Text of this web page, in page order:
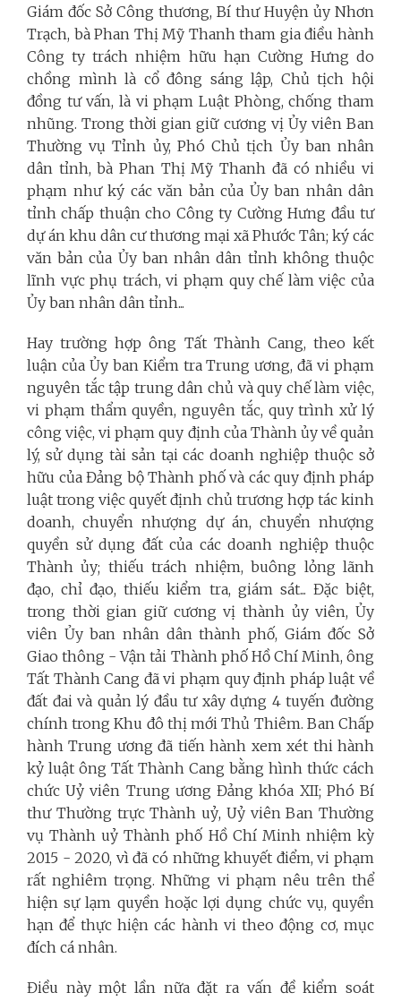
Giám đốc Sở Công thương, Bí thư Huyện ủy Nhơn
Trạch, bà Phan Thị Mỹ Thanh tham gia điều hành
Công ty trách nhiệm hữu hạn Cường Hưng do
chồng mình là cổ đông sáng lập, Chủ tịch hội
đồng tư vấn, là vi phạm Luật Phòng, chống tham
nhũng. Trong thời gian giữ cương vị Ủy viên Ban
Thường vụ Tỉnh ủy, Phó Chủ tịch Ủy ban nhân
dân tỉnh, bà Phan Thị Mỹ Thanh đã có nhiều vi
phạm như ký các văn bản của Ủy ban nhân dân
tỉnh chấp thuận cho Công ty Cường Hưng đầu tư
dự án khu dân cư thương mại xã Phước Tân; ký các
văn bản của Ủy ban nhân dân tỉnh không thuộc
lĩnh vực phụ trách, vi phạm quy chế làm việc của
Ủy ban nhân dân tỉnh...
Hay trường hợp ông Tất Thành Cang, theo kết
luận của Ủy ban Kiểm tra Trung ương, đã vi phạm
nguyên tắc tập trung dân chủ và quy chế làm việc,
vi phạm thẩm quyền, nguyên tắc, quy trình xử lý
công việc, vi phạm quy định của Thành ủy về quản
lý, sử dụng tài sản tại các doanh nghiệp thuộc sở
hữu của Đảng bộ Thành phố và các quy định pháp
luật trong việc quyết định chủ trương hợp tác kinh
doanh, chuyển nhượng dự án, chuyển nhượng
quyền sử dụng đất của các doanh nghiệp thuộc
Thành ủy; thiếu trách nhiệm, buông lỏng lãnh
đạo, chỉ đạo, thiếu kiểm tra, giám sát... Đặc biệt,
trong thời gian giữ cương vị thành ủy viên, Ủy
viên Ủy ban nhân dân thành phố, Giám đốc Sở
Giao thông - Vận tải Thành phố Hồ Chí Minh, ông
Tất Thành Cang đã vi phạm quy định pháp luật về
đất đai và quản lý đầu tư xây dựng 4 tuyến đường
chính trong Khu đô thị mới Thủ Thiêm. Ban Chấp
hành Trung ương đã tiến hành xem xét thi hành
kỷ luật ông Tất Thành Cang bằng hình thức cách
chức Uỷ viên Trung ương Đảng khóa XII; Phó Bí
thư Thường trực Thành uỷ, Uỷ viên Ban Thường
vụ Thành uỷ Thành phố Hồ Chí Minh nhiệm kỳ
2015 - 2020, vì đã có những khuyết điểm, vi phạm
rất nghiêm trọng. Những vi phạm nêu trên thể
hiện sự lạm quyền hoặc lợi dụng chức vụ, quyền
hạn để thực hiện các hành vi theo động cơ, mục
đích cá nhân.
Điều này một lần nữa đặt ra vấn đề kiểm soát